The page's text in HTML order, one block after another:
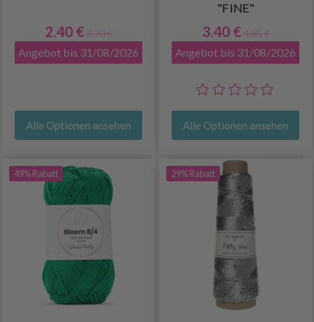
2.40 € 3.70 €
Angebot bis 31/08/2026
Alle Optionen ansehen
"FINE"
3.40 € 4.85 €
Angebot bis 31/08/2026
Alle Optionen ansehen
49% Rabatt 29% Rabatt